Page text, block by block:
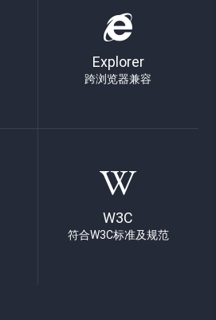
Explorer
跨浏览器兼容
W3C
符合W3C标准及规范